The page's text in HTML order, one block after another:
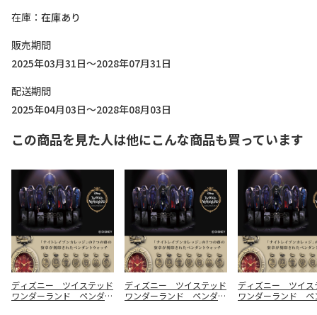
在庫
在庫あり
販売期間
2025年03月31日～2028年07月31日
配送期間
2025年04月03日～2028年08月03日
この商品を見た人は他にこんな商品も買っています
ディズニー ツイステッド
ワンダーランド ペンダン
ディズニー ツイステッド
ワンダーランド ペンダン
ディズニー ツイス
ワンダーランド ペ